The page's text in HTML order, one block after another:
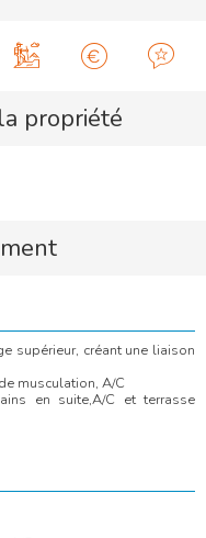
propriété
supérieur, créant une liaison
musculation, A/C
en suite,A/C et terrasse